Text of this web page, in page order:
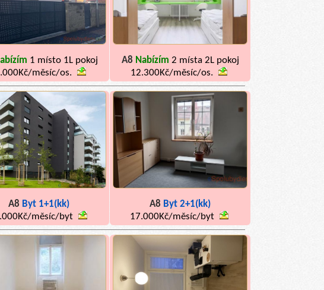
1 místo 1L pokoj
měsíc/os.
A8 Nabízím 2 místa 2L pokoj
12.300Kč/měsíc/os.
A8 Byt 1+1(kk)
měsíc/byt
A8 Byt 2+1(kk)
17.000Kč/měsíc/byt